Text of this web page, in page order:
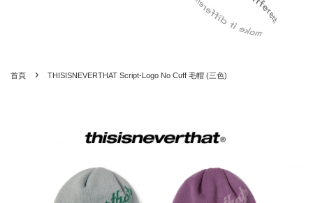
首頁 › THISISNEVERTHAT Script-Logo No Cuff 毛帽 (三色)